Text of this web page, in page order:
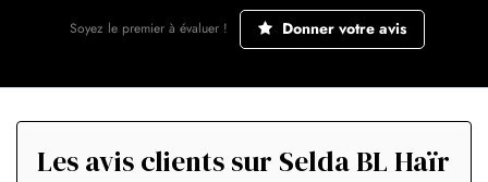
Soyez le premier à évaluer ! Donner votre avis
Les avis clients sur Selda BL Haïr